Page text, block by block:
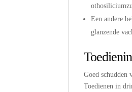
Een andere
glanzende
Goed schudden
Toedienen in